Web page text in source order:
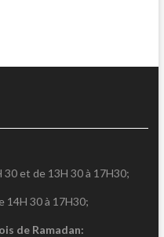
30 et de 13H 30 à 17H30;
14H 30 à 17H30;
de Ramadan: